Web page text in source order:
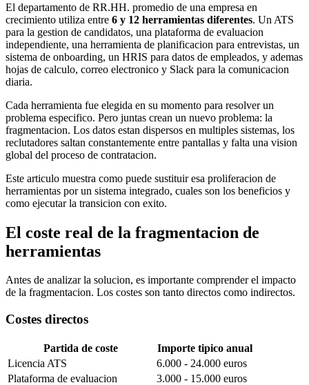
El departamento de RR.HH. promedio de una empresa en
crecimiento utiliza entre 6 y 12 herramientas diferentes. Un ATS
para la gestion de candidatos, una plataforma de evaluacion
independiente, una herramienta de planificacion para entrevistas, un
sistema de onboarding, un HRIS para datos de empleados, y ademas
hojas de calculo, correo electronico y Slack para la comunicacion
diaria.
Cada herramienta fue elegida en su momento para resolver un
problema especifico. Pero juntas crean un nuevo problema: la
fragmentacion. Los datos estan dispersos en multiples sistemas, los
reclutadores saltan constantemente entre pantallas y falta una vision
global del proceso de contratacion.
Este articulo muestra como puede sustituir esa proliferacion de
herramientas por un sistema integrado, cuales son los beneficios y
como ejecutar la transicion con exito.
El coste real de la fragmentacion de
herramientas
Antes de analizar la solucion, es importante comprender el impacto
de la fragmentacion. Los costes son tanto directos como indirectos.
Costes directos
Partida de coste
Importe tipico anual
Licencia ATS
6.000 - 24.000 euros
Plataforma de evaluacion
3.000 - 15.000 euros